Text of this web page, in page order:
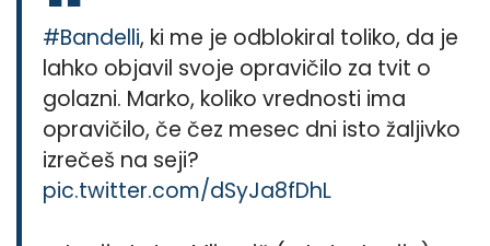
#Bandelli, ki me je odblokiral toliko, da je
lahko objavil svoje opravičilo za tvit o
golazni. Marko, koliko vrednosti ima
opravičilo, če čez mesec dni isto žaljivko
izrečeš na seji?
pic.twitter.com/dSyJa8fDhL